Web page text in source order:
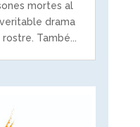
mortes al
drama
També...